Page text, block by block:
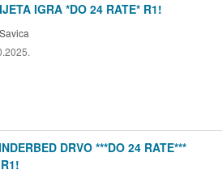
IGRA *DO 24 RATE* R1!
DRVO ***DO 24 RATE***